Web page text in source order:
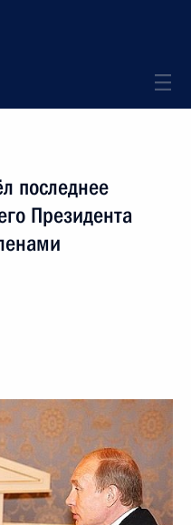
последнее
Президента